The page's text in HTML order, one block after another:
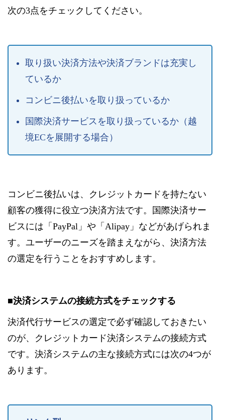
次の3点をチェックしてください。
取り扱い決済方法や決済ブランドは充実し
ているか
コンビニ後払いを取り扱っているか
国際決済サービスを取り扱っているか（越
境ECを展開する場合）
コンビニ後払いは、クレジットカードを持たない
顧客の獲得に役立つ決済方法です。国際決済サー
ビスには「PayPal」や「Alipay」などがあげられま
す。ユーザーのニーズを踏まえながら、決済方法
の選定を行うことをおすすめします。
■決済システムの接続方式をチェックする
決済代行サービスの選定で必ず確認しておきたい
のが、クレジットカード決済システムの接続方式
です。決済システムの主な接続方式には次の4つが
あります。